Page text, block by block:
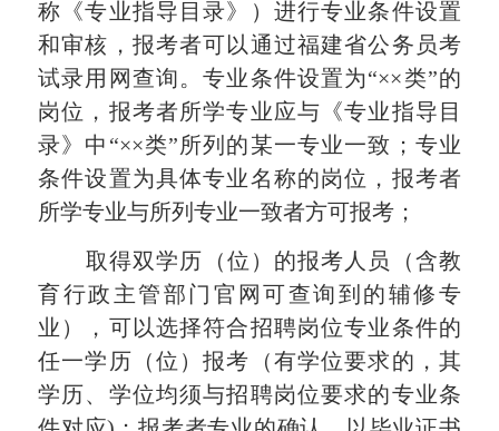
称《专业指导目录》）进行专业条件设置
和审核，报考者可以通过福建省公务员考
试录用网查询。专业条件设置为“××类”的
岗位，报考者所学专业应与《专业指导目
录》中“××类”所列的某一专业一致；专业
条件设置为具体专业名称的岗位，报考者
所学专业与所列专业一致者方可报考；
取得双学历（位）的报考人员（含教
育行政主管部门官网可查询到的辅修专
业），可以选择符合招聘岗位专业条件的
任一学历（位）报考（有学位要求的，其
学历、学位均须与招聘岗位要求的专业条